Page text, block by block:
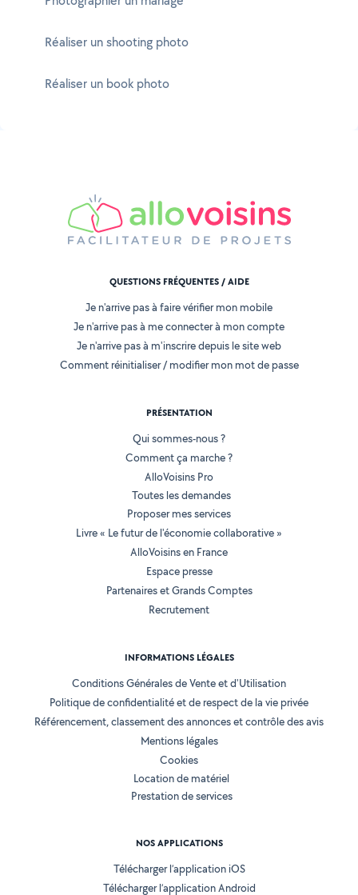
Réaliser un shooting photo
Réaliser un book photo
QUESTIONS FRÉQUENTES / AIDE
Je n'arrive pas à faire vérifier mon mobile
Je n'arrive pas à me connecter à mon compte
Je n'arrive pas à m'inscrire depuis le site web
Comment réinitialiser / modifier mon mot de passe
PRÉSENTATION
Qui sommes-nous ?
Comment ça marche ?
AlloVoisins Pro
Toutes les demandes
Proposer mes services
Livre « Le futur de l'économie collaborative »
AlloVoisins en France
Espace presse
Partenaires et Grands Comptes
Recrutement
INFORMATIONS LÉGALES
Conditions Générales de Vente et d'Utilisation
Politique de confidentialité et de respect de la vie privée
Référencement, classement des annonces et contrôle des avis
Mentions légales
Cookies
Location de matériel
Prestation de services
NOS APPLICATIONS
Télécharger l’application iOS
Télécharger l’application Android